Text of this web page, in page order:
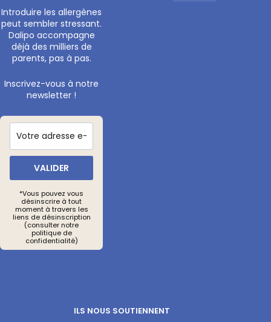
Introduire les allergènes
peut sembler stressant.
Dalipo accompagne
déjà des milliers de
parents, pas à pas.
Inscrivez-vous à notre
newsletter !
VALIDER
*Vous pouvez vous
désinscrire à tout
moment à travers les
liens de désinscription
(consulter notre
politique de
confidentialité)
ILS NOUS SOUTIENNENT